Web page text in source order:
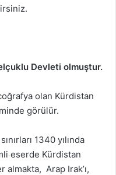
Devleti olmuştur.
olan Kürdistan
görülür.
1340 yılında
eserde Kürdistan
almakta, Arap Irak’ı,